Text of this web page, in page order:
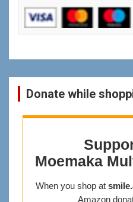
Donate while